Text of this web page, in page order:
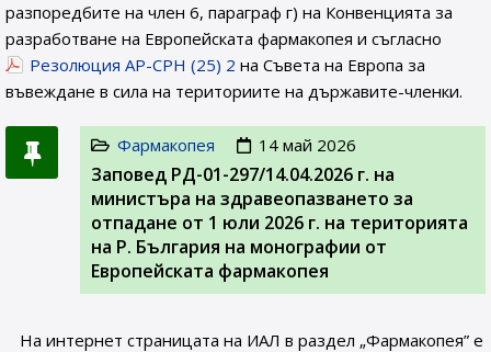
разпоредбите на член 6, параграф г) на Конвенцията за
разработване на Европейската фармакопея и съгласно
Резолюция AP-CPH (25) 2 на Съвета на Европа за
въвеждане в сила на териториите на държавите-членки.
Фармакопея 14 май 2026
Заповед РД-01-297/14.04.2026 г. на
министъра на здравеопазването за
отпадане от 1 юли 2026 г. на територията
на Р. България на монографии от
Европейската фармакопея
На интернет страницата на ИАЛ в раздел „Фармакопея” е